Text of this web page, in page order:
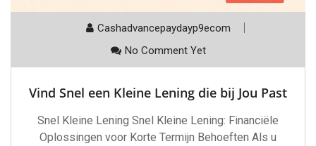
Cashadvancepaydayp9ecom
No Comment Yet
Vind Snel een Kleine Lening die bij Jou Past
Snel Kleine Lening Snel Kleine Lening: Financiële
Oplossingen voor Korte Termijn Behoeften Als u